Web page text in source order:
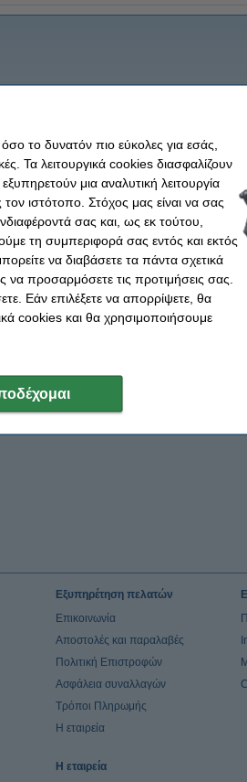
Εξυπηρέτηση πελατών
Επικοινωνία
Αποστολές και παραλαβές
Πολιτική Επιστροφών
Ασφάλεια συναλλαγών
Τρόποι Πληρωμής
Η εταιρεία
Η εταιρεία
το δυνατόν πιο εύκολες για εσάς,
Τα λειτουργικά cookies διασφαλίζουν
μια αναλυτική λειτουργία
ιστότοπο. Στόχος μας είναι να σας
σας και, ως εκ τούτου,
τη συμπεριφορά σας εντός και εκτός
να διαβάσετε τα πάντα σχετικά
προσαρμόσετε τις προτιμήσεις σας.
Εάν επιλέξετε να απορρίψετε, θα
cookies και θα χρησιμοποιήσουμε